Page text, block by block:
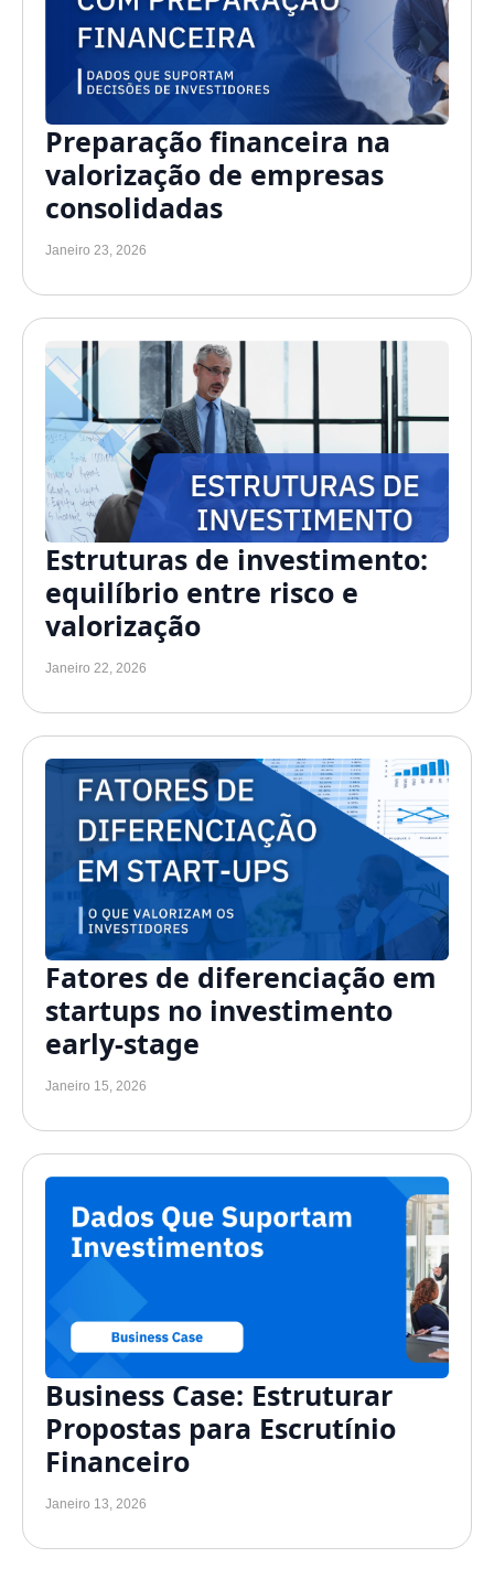
Preparação financeira na
valorização de empresas
consolidadas
Janeiro 23, 2026
Estruturas de investimento:
equilíbrio entre risco e
valorização
Janeiro 22, 2026
Fatores de diferenciação em
startups no investimento
early-stage
Janeiro 15, 2026
Business Case: Estruturar
Propostas para Escrutínio
Financeiro
Janeiro 13, 2026